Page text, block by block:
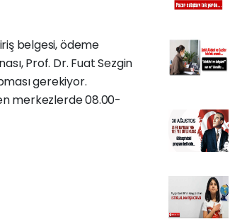
belgesi, ödeme
Prof. Dr. Fuat Sezgin
gerekiyor.
merkezlerde 08.00-